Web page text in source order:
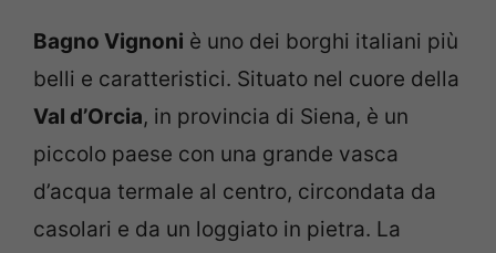
Bagno Vignoni è uno dei borghi italiani più
belli e caratteristici. Situato nel cuore della
Val d’Orcia, in provincia di Siena, è un
piccolo paese con una grande vasca
d’acqua termale al centro, circondata da
casolari e da un loggiato in pietra. La